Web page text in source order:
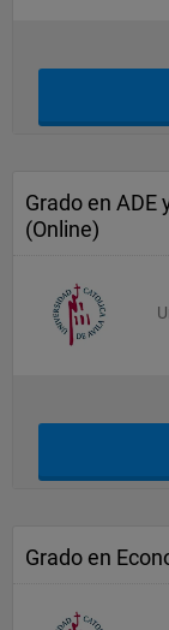
Grado en ADE
(Online)
Grado en